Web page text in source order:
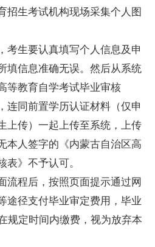
招生考试机构现场采集个人图
考生要认真填写个人信息及申
填信息准确无误。然后从系统
等教育自学考试毕业审核
连同前置学历认证材料（仅申
上传）一起上传至系统，上传
本人签字的《内蒙古自治区高
》不予认可。
流程后，按照页面提示通过网
途径支付毕业审定费用，毕业
规定时间内缴费，视为放弃本